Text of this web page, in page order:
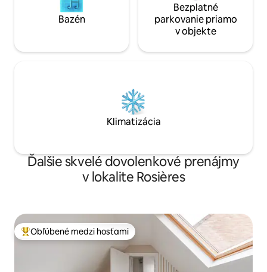
Bazén
Bezplatné
parkovanie priamo
v objekte
Klimatizácia
Ďalšie skvelé dovolenkové prenájmy
v lokalite Rosières
Najobľúbenejšie medzi hosťami
Obľúbené medzi hosťami